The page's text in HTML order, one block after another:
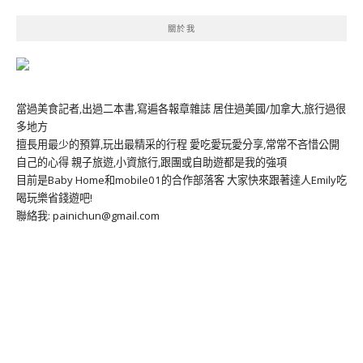
關於我
當過美食記者,出過二本書,寫遍各報章雜誌 居住過美國/加拿大,旅行過很
多地方
擅長用最少的預算,玩出最精采的行程 愛吃愛玩愛分享,常常不吝惜公開
自己的心得 親子旅遊,小資旅行,跟團或自助遊都是我的強項
目前是Baby Home和mobile01的合作部落客 大家快來跟著達人Emily吃
喝玩樂省錢遊吧!
聯絡我: painichun@gmail.com